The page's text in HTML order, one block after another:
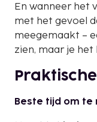
En wanneer het
met het gevoel
meegemaakt –
zien, maar je het
Beste tijd om te